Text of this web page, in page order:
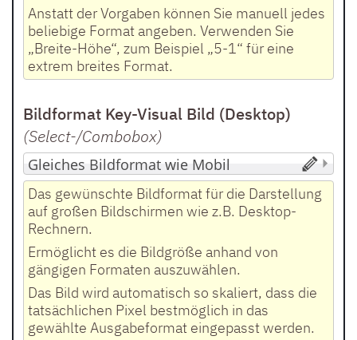
Anstatt der Vorgaben können Sie manuell jedes
beliebige Format angeben. Verwenden Sie
„Breite-Höhe“, zum Beispiel „5-1“ für eine
extrem breites Format.
Bildformat Key-Visual Bild (Desktop)
(Select-/Combobox)
Das gewünschte Bildformat für die Darstellung
auf großen Bildschirmen wie z.B. Desktop-
Rechnern.
Ermöglicht es die Bildgröße anhand von
gängigen Formaten auszuwählen.
Das Bild wird automatisch so skaliert, dass die
tatsächlichen Pixel bestmöglich in das
gewählte Ausgabeformat eingepasst werden.